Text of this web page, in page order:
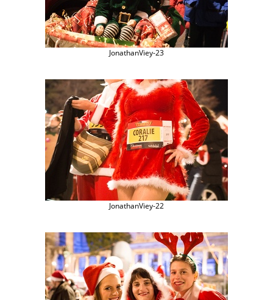
JonathanViey-23
JonathanViey-22